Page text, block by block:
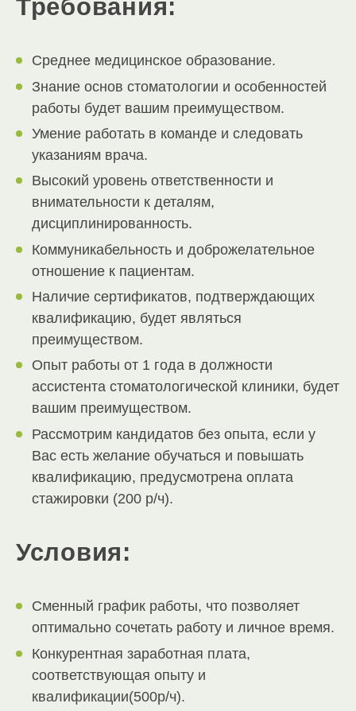
Требования:
Среднее медицинское образование.
Знание основ стоматологии и особенностей
работы будет вашим преимуществом.
Умение работать в команде и следовать
указаниям врача.
Высокий уровень ответственности и
внимательности к деталям,
дисциплинированность.
Коммуникабельность и доброжелательное
отношение к пациентам.
Наличие сертификатов, подтверждающих
квалификацию, будет являться
преимуществом.
Опыт работы от 1 года в должности
ассистента стоматологической клиники, будет
вашим преимуществом.
Рассмотрим кандидатов без опыта, если у
Вас есть желание обучаться и повышать
квалификацию, предусмотрена оплата
стажировки (200 р/ч).
Условия:
Сменный график работы, что позволяет
оптимально сочетать работу и личное время.
Конкурентная заработная плата,
соответствующая опыту и
квалификации(500р/ч).